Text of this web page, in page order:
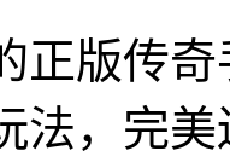
正版传
法，完